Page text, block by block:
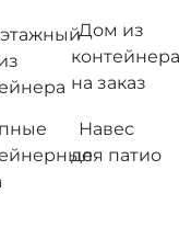
Дом из
контейнера
на заказ
Навес
для патио